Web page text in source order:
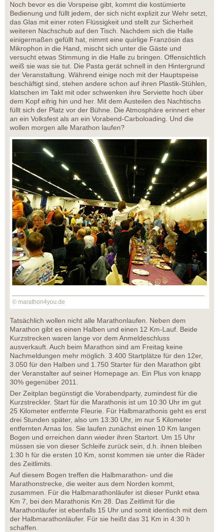
Noch bevor es die Vorspeise gibt, kommt die kostümierte
Bedienung und füllt jedem, der sich nicht explizit zur Wehr setzt,
das Glas mit einer roten Flüssigkeit und stellt zur Sicherheit
weiteren Nachschub auf den Tisch. Nachdem sich die Halle
einigermaßen gefüllt hat, nimmt eine quirlige Französin das
Mikrophon in die Hand, mischt sich unter die Gäste und
versucht etwas Stimmung in die Halle zu bringen. Offensichtlich
weiß sie was sie tut. Die Pasta gerät schnell in den Hintergrund
der Veranstaltung. Während einige noch mit der Hauptspeise
beschäftigt sind, stehen andere schon auf ihren Plastik-Stühlen,
klatschen im Takt mit oder schwenken ihre Serviette hoch über
dem Kopf eifrig hin und her. Mit dem Austeilen des Nachtischs
füllt sich der Platz vor der Bühne. Die Atmosphäre erinnert eher
an ein Volksfest als an ein Vorabend-Carboloading. Und die
wollen morgen alle Marathon laufen?
© marathon4you.de
Tatsächlich wollen nicht alle Marathonlaufen. Neben dem
Marathon gibt es einen Halben und einen 12 Km-Lauf. Beide
Kurzstrecken waren lange vor dem Anmeldeschluss
ausverkauft. Auch beim Marathon sind am Freitag keine
Nachmeldungen mehr möglich. 3.400 Startplätze für den 12er,
3.050 für den Halben und 1.750 Starter für den Marathon gibt
der Veranstalter auf seiner Homepage an. Ein Plus von knapp
30% gegenüber 2011.
Der Zeitplan begünstigt die Vorabendparty, zumindest für die
Kurzstreckler. Start für die Marathonis ist um 10:30 Uhr im gut
25 Kilometer entfernte Fleurie. Für Halbmarathonis geht es erst
drei Stunden später, also um 13:30 Uhr, im nur 5 Kilometer
entfernten Arnas los. Sie laufen zunächst einen 10 Km langen
Bogen und erreichen dann wieder ihren Startort. Um 15 Uhr
müssen sie von dieser Schleife zurück sein, d.h. ihnen bleiben
1:30 h für die ersten 10 Km, sonst kommen sie unter die Räder
des Zeitlimits.
Auf diesem Bogen treffen die Halbmarathon- und die
Marathonstrecke, die weiter aus dem Norden kommt,
zusammen. Für die Halbmarathonläufer ist dieser Punkt etwa
Km 7, bei den Marathonis Km 28. Das Zeitlimit für die
Marathonläufer ist ebenfalls 15 Uhr und somit identisch mit dem
der Halbmarathonläufer. Für sie heißt das 31 Km in 4:30 h
schaffen.